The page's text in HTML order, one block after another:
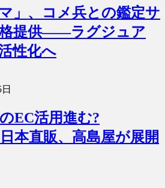
」、コメ兵との鑑定サ
提供――ラグジュア
性化へ
EC活用進む?
本直販、高島屋が展開